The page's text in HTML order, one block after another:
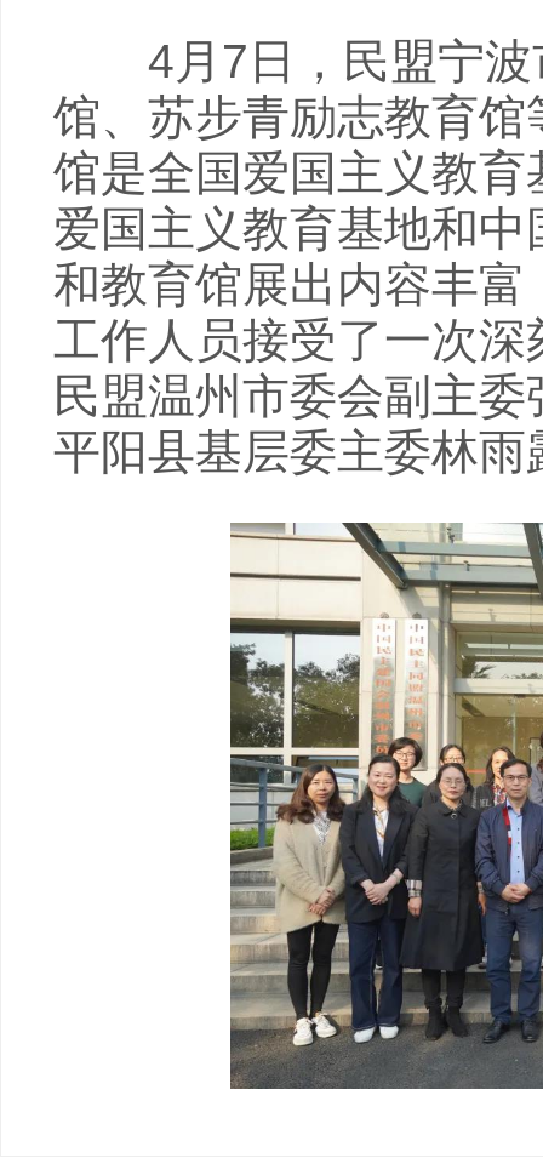
4月7日，民盟宁波
馆、苏步青励志教育
馆是全国爱国主义教
爱国主义教育基地和
和教育馆展出内容丰
工作人员接受了一次
民盟温州市委会副主
平阳县基层委主委林